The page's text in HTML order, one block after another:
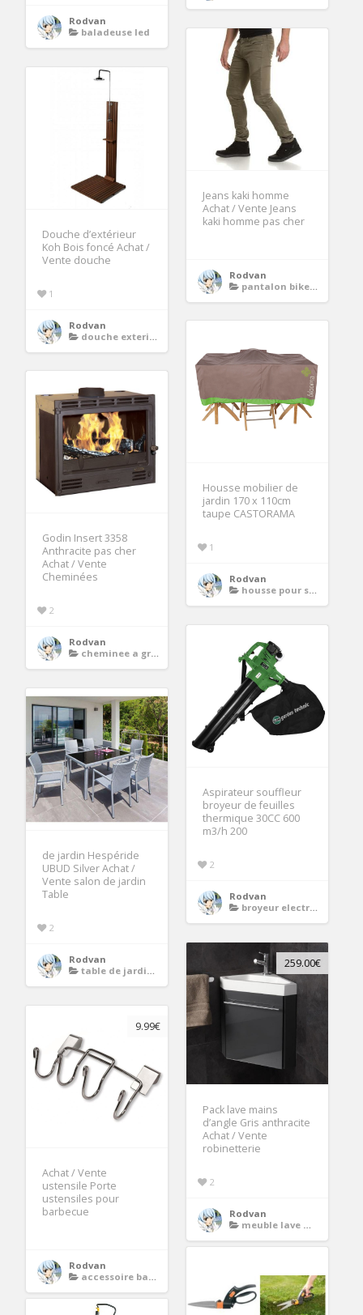
Rodvan
baladeuse led
Jeans kaki homme
Achat / Vente Jeans
kaki homme pas cher
Rodvan
pantalon biker homme
Douche d’extérieur
Koh Bois foncé Achat /
Vente douche
1
Rodvan
douche exterieure
Housse mobilier de
jardin 170 x 110cm
taupe CASTORAMA
1
Rodvan
housse pour salon de jardin
Godin Insert 3358
Anthracite pas cher
Achat / Vente
Cheminées
2
Rodvan
cheminee a granule
Aspirateur souffleur
broyeur de feuilles
thermique 30CC 600
m3/h 200
2
Rodvan
broyeur electrique
de jardin Hespéride
UBUD Silver Achat /
Vente salon de jardin
Table
2
Rodvan
table de jardin en aluminium
259.00€
Pack lave mains
d’angle Gris anthracite
Achat / Vente
robinetterie
2
Rodvan
meuble lave main
9.99€
Achat / Vente
ustensile Porte
ustensiles pour
barbecue
Rodvan
accessoire barbecue